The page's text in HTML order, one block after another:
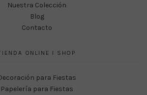
Nuestra Colección
Blog
Contacto
ONLINE I SHOP
para Fiestas
Papelería para Fiestas